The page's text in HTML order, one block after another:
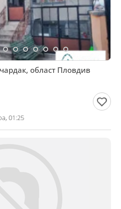
област Пловдив
01:25